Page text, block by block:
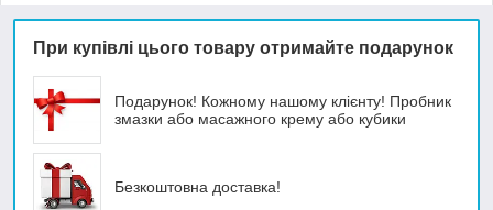
При купівлі цього товару отримайте подарунок
Подарунок! Кожному нашому клієнту! Пробник
змазки або масажного крему або кубики
Безкоштовна доставка!